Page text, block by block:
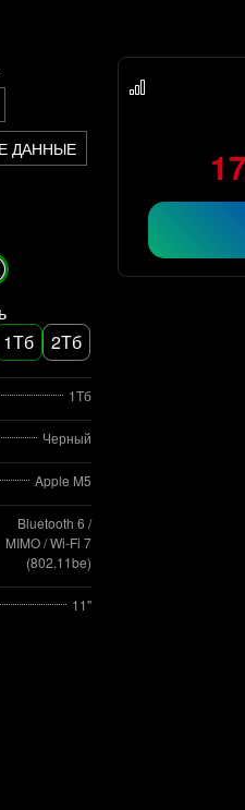
ДАННЫЕ
1Тб 2Тб
1Тб
Черный
Apple M5
Bluetooth 6 /
MIMO / Wi‑Fi 7
(802.11be)
11"